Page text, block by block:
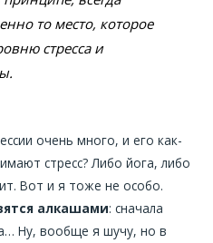
то место, которое
стресса и
очень много, и его как-
стресс? Либо йога, либо
Вот и я тоже не особо.
алкашами: сначала
Ну, вообще я шучу, но в